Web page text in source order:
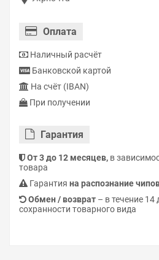
Оплата
Наличный расчёт
Банковской картой
На счёт (IBAN)
При получении
Гарантия
От 3 до 12 месяцев, в
товара
Гарантия на распознание
Обмен / возврат – в течение 14
сохранности товарного вида